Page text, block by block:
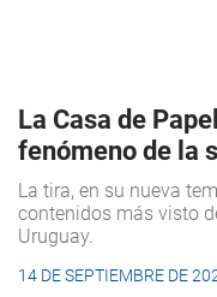
La Casa de
fenómeno de la
La tira, en su nueva
contenidos más visto
Uruguay.
14 DE SEPTIEMBRE DE